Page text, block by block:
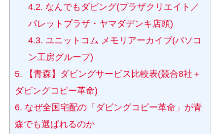
4.2. なんでもダビング(プラザクリエイト／
パレットプラザ・ヤマダデンキ店頭)
4.3. ユニットコム メモリアーカイブ(パソコ
ン工房グループ)
5. 【青森】ダビングサービス比較表(競合8社＋
ダビングコピー革命)
6. なぜ全国宅配の「ダビングコピー革命」が青
森でも選ばれるのか